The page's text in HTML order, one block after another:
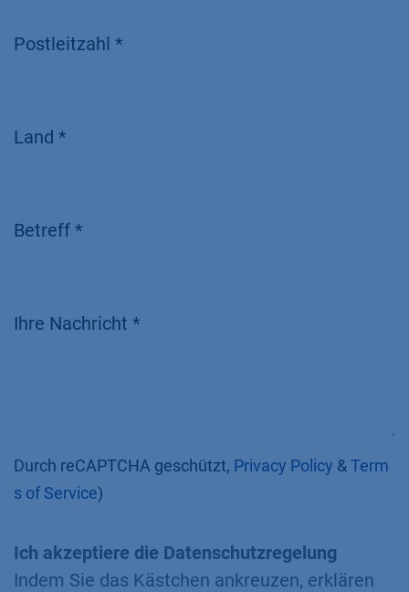
Postleitzahl *
Land *
Betreff *
Ihre Nachricht *
Durch reCAPTCHA geschützt, Privacy Policy & Term
s of Service)
Ich akzeptiere die Datenschutzregelung
Indem Sie das Kästchen ankreuzen, erklären